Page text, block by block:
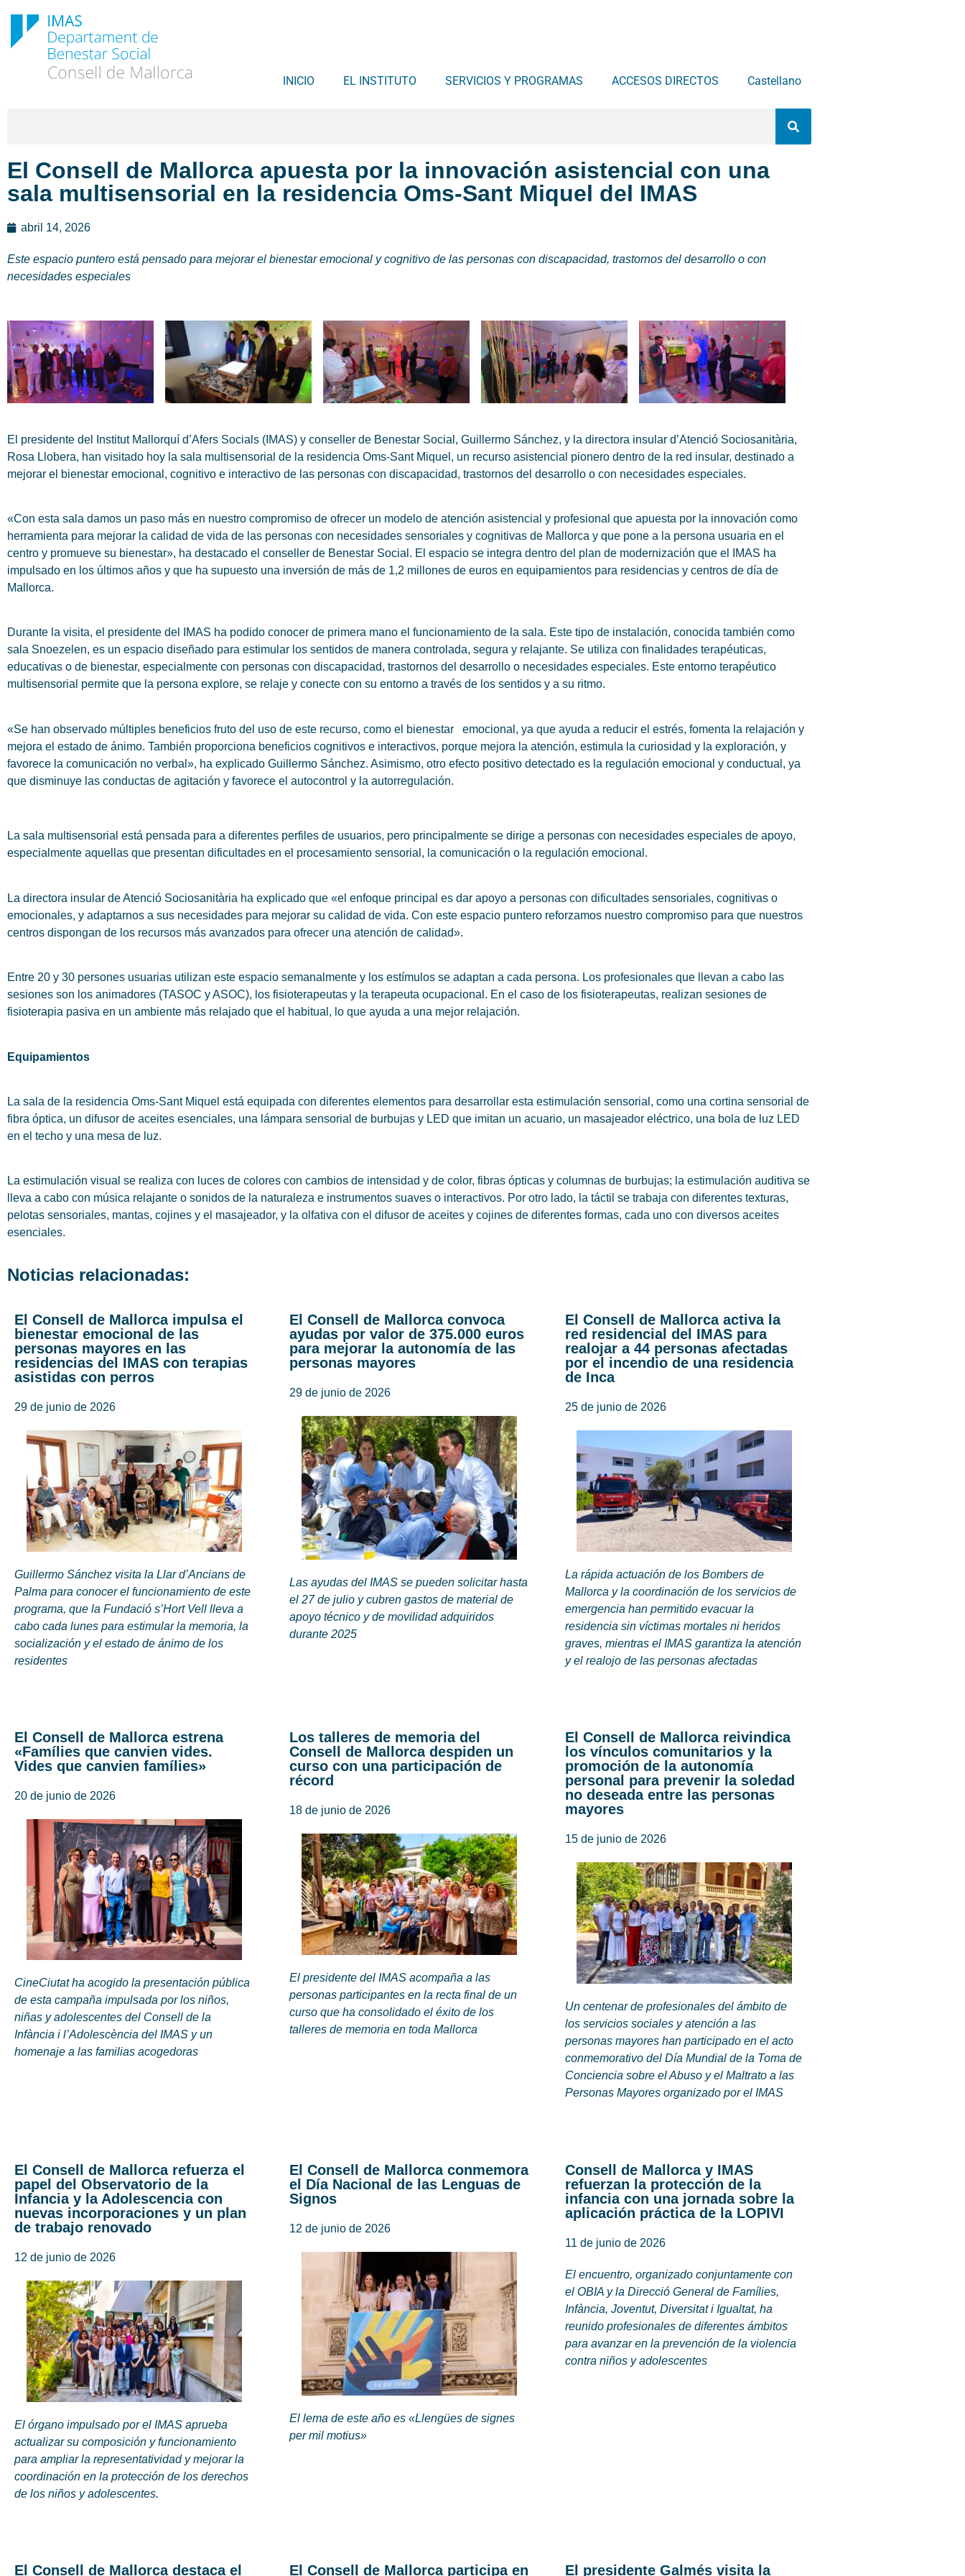
INICIO EL INSTITUTO SERVICIOS Y PROGRAMAS ACCESOS DIRECTOS Castellano
El Consell de Mallorca apuesta por la innovación asistencial con una
sala multisensorial en la residencia Oms-Sant Miquel del IMAS
abril 14, 2026
Este espacio puntero está pensado para mejorar el bienestar emocional y cognitivo de las personas con discapacidad, trastornos del desarrollo o con
necesidades especiales
El presidente del Institut Mallorquí d’Afers Socials (IMAS) y conseller de Benestar Social, Guillermo Sánchez, y la directora insular d’Atenció Sociosanitària,
Rosa Llobera, han visitado hoy la sala multisensorial de la residencia Oms-Sant Miquel, un recurso asistencial pionero dentro de la red insular, destinado a
mejorar el bienestar emocional, cognitivo e interactivo de las personas con discapacidad, trastornos del desarrollo o con necesidades especiales.
«Con esta sala damos un paso más en nuestro compromiso de ofrecer un modelo de atención asistencial y profesional que apuesta por la innovación como
herramienta para mejorar la calidad de vida de las personas con necesidades sensoriales y cognitivas de Mallorca y que pone a la persona usuaria en el
centro y promueve su bienestar», ha destacado el conseller de Benestar Social. El espacio se integra dentro del plan de modernización que el IMAS ha
impulsado en los últimos años y que ha supuesto una inversión de más de 1,2 millones de euros en equipamientos para residencias y centros de día de
Mallorca.
Durante la visita, el presidente del IMAS ha podido conocer de primera mano el funcionamiento de la sala. Este tipo de instalación, conocida también como
sala Snoezelen, es un espacio diseñado para estimular los sentidos de manera controlada, segura y relajante. Se utiliza con finalidades terapéuticas,
educativas o de bienestar, especialmente con personas con discapacidad, trastornos del desarrollo o necesidades especiales. Este entorno terapéutico
multisensorial permite que la persona explore, se relaje y conecte con su entorno a través de los sentidos y a su ritmo.
«Se han observado múltiples beneficios fruto del uso de este recurso, como el bienestar emocional, ya que ayuda a reducir el estrés, fomenta la relajación y
mejora el estado de ánimo. También proporciona beneficios cognitivos e interactivos, porque mejora la atención, estimula la curiosidad y la exploración, y
favorece la comunicación no verbal», ha explicado Guillermo Sánchez. Asimismo, otro efecto positivo detectado es la regulación emocional y conductual, ya
que disminuye las conductas de agitación y favorece el autocontrol y la autorregulación.
La sala multisensorial está pensada para a diferentes perfiles de usuarios, pero principalmente se dirige a personas con necesidades especiales de apoyo,
especialmente aquellas que presentan dificultades en el procesamiento sensorial, la comunicación o la regulación emocional.
La directora insular de Atenció Sociosanitària ha explicado que «el enfoque principal es dar apoyo a personas con dificultades sensoriales, cognitivas o
emocionales, y adaptarnos a sus necesidades para mejorar su calidad de vida. Con este espacio puntero reforzamos nuestro compromiso para que nuestros
centros dispongan de los recursos más avanzados para ofrecer una atención de calidad».
Entre 20 y 30 persones usuarias utilizan este espacio semanalmente y los estímulos se adaptan a cada persona. Los profesionales que llevan a cabo las
sesiones son los animadores (TASOC y ASOC), los fisioterapeutas y la terapeuta ocupacional. En el caso de los fisioterapeutas, realizan sesiones de
fisioterapia pasiva en un ambiente más relajado que el habitual, lo que ayuda a una mejor relajación.
Equipamientos
La sala de la residencia Oms-Sant Miquel está equipada con diferentes elementos para desarrollar esta estimulación sensorial, como una cortina sensorial de
fibra óptica, un difusor de aceites esenciales, una lámpara sensorial de burbujas y LED que imitan un acuario, un masajeador eléctrico, una bola de luz LED
en el techo y una mesa de luz.
La estimulación visual se realiza con luces de colores con cambios de intensidad y de color, fibras ópticas y columnas de burbujas; la estimulación auditiva se
lleva a cabo con música relajante o sonidos de la naturaleza e instrumentos suaves o interactivos. Por otro lado, la táctil se trabaja con diferentes texturas,
pelotas sensoriales, mantas, cojines y el masajeador, y la olfativa con el difusor de aceites y cojines de diferentes formas, cada uno con diversos aceites
esenciales.
Noticias relacionadas:
El Consell de Mallorca impulsa el
bienestar emocional de las
personas mayores en las
residencias del IMAS con terapias
asistidas con perros
29 de junio de 2026
Guillermo Sánchez visita la Llar d’Ancians de
Palma para conocer el funcionamiento de este
programa, que la Fundació s’Hort Vell lleva a
cabo cada lunes para estimular la memoria, la
socialización y el estado de ánimo de los
residentes
El Consell de Mallorca convoca
ayudas por valor de 375.000 euros
para mejorar la autonomía de las
personas mayores
29 de junio de 2026
Las ayudas del IMAS se pueden solicitar hasta
el 27 de julio y cubren gastos de material de
apoyo técnico y de movilidad adquiridos
durante 2025
El Consell de Mallorca activa la
red residencial del IMAS para
realojar a 44 personas afectadas
por el incendio de una residencia
de Inca
25 de junio de 2026
La rápida actuación de los Bombers de
Mallorca y la coordinación de los servicios de
emergencia han permitido evacuar la
residencia sin víctimas mortales ni heridos
graves, mientras el IMAS garantiza la atención
y el realojo de las personas afectadas
El Consell de Mallorca estrena
«Famílies que canvien vides.
Vides que canvien famílies»
20 de junio de 2026
CineCiutat ha acogido la presentación pública
de esta campaña impulsada por los niños,
niñas y adolescentes del Consell de la
Infància i l’Adolescència del IMAS y un
homenaje a las familias acogedoras
Los talleres de memoria del
Consell de Mallorca despiden un
curso con una participación de
récord
18 de junio de 2026
El presidente del IMAS acompaña a las
personas participantes en la recta final de un
curso que ha consolidado el éxito de los
talleres de memoria en toda Mallorca
El Consell de Mallorca reivindica
los vínculos comunitarios y la
promoción de la autonomía
personal para prevenir la soledad
no deseada entre las personas
mayores
15 de junio de 2026
Un centenar de profesionales del ámbito de
los servicios sociales y atención a las
personas mayores han participado en el acto
conmemorativo del Día Mundial de la Toma de
Conciencia sobre el Abuso y el Maltrato a las
Personas Mayores organizado por el IMAS
El Consell de Mallorca refuerza el
papel del Observatorio de la
Infancia y la Adolescencia con
nuevas incorporaciones y un plan
de trabajo renovado
12 de junio de 2026
El órgano impulsado por el IMAS aprueba
actualizar su composición y funcionamiento
para ampliar la representatividad y mejorar la
coordinación en la protección de los derechos
de los niños y adolescentes.
El Consell de Mallorca conmemora
el Día Nacional de las Lenguas de
Signos
12 de junio de 2026
El lema de este año es «Llengües de signes
per mil motius»
Consell de Mallorca y IMAS
refuerzan la protección de la
infancia con una jornada sobre la
aplicación práctica de la LOPIVI
11 de junio de 2026
El encuentro, organizado conjuntamente con
el OBIA y la Direcció General de Famílies,
Infància, Joventut, Diversitat i Igualtat, ha
reunido profesionales de diferentes ámbitos
para avanzar en la prevención de la violencia
contra niños y adolescentes
El Consell de Mallorca destaca el El Consell de Mallorca participa en El presidente Galmés visita la